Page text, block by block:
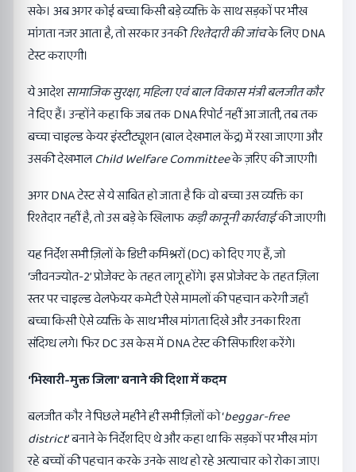
सके। अब अगर कोई बच्चा किसी बड़े व्यक्ति के साथ सड़कों पर भीख
मांगता नजर आता है, तो सरकार उनकीरिश्तेदारी की जांचके लिए DNA
टेस्ट कराएगी।
ये आदेशसामाजिक सुरक्षा,महिला एवं बाल विकास मंत्री बलजीत कौर
ने दिए हैं। उन्होंने कहा कि जब तक DNA रिपोर्ट नहीं आ जाती, तब तक
बच्चा चाइल्ड केयर इंस्टीट्यूशन (बाल देखभाल केंद्र) में रखा जाएगा और
उसकी देखभालChild Welfare Committeeके ज़रिए की जाएगी।
अगर DNA टेस्ट से ये साबित हो जाता है कि वो बच्चा उस व्यक्ति का
रिश्तेदार नहीं है, तो उस बड़े के खिलाफकड़ी कानूनी कार्रवाईकी जाएगी।
यह निर्देश सभी ज़िलों के डिप्टी कमिश्नरों (DC) को दिए गए हैं, जो
‘जीवनज्योत-2’ प्रोजेक्ट के तहत लागू होंगे। इस प्रोजेक्ट के तहत ज़िला
स्तर पर चाइल्ड वेलफेयर कमेटी ऐसे मामलों की पहचान करेगी जहाँ
बच्चा किसी ऐसे व्यक्ति के साथ भीख मांगता दिखे और उनका रिश्ता
संदिग्ध लगे। फिर DC उस केस में DNA टेस्ट की सिफारिश करेंगे।
‘भिखारी-मुक्त जिला’बनाने की दिशा में कदम
बलजीत कौर ने पिछले महीने ही सभी ज़िलों को ‘beggar-free
district’ बनाने के निर्देश दिए थे और कहा था कि सड़कों पर भीख मांग
रहे बच्चों की पहचान करके उनके साथ हो रहे अत्याचार को रोका जाए।